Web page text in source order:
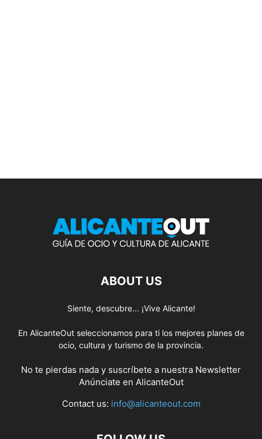
ABOUT US
Siente, descubre... ¡Vive Alicante!
En AlicanteOut seleccionamos para ti los mejores planes de
ocio, cultura y turismo de la provincia.
No te pierdas nada y suscríbete a nuestra Newsletter
Anúnciate en AlicanteOut
Contact us: info@alicanteout.com